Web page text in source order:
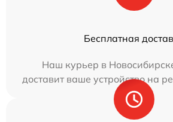
Бесплатная
Наш курьер в
доставит ваше устройство на